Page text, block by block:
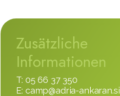
Zusätzliche
Informationen
T: 05 66 37 350
E: camp@adria-ankaran.si